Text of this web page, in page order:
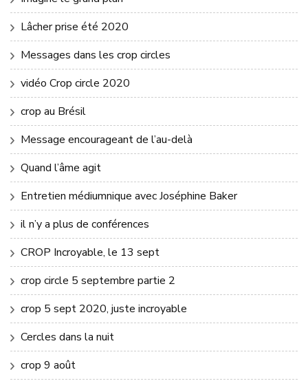
Lâcher prise été 2020
Messages dans les crop circles
vidéo Crop circle 2020
crop au Brésil
Message encourageant de l’au-delà
Quand l’âme agit
Entretien médiumnique avec Joséphine Baker
il n’y a plus de conférences
CROP Incroyable, le 13 sept
crop circle 5 septembre partie 2
crop 5 sept 2020, juste incroyable
Cercles dans la nuit
crop 9 août